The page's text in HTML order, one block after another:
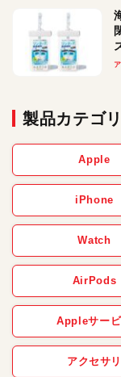
製品カテゴリ
Apple
iPhone
Watch
AirPods
Appleサー
アクセサリ